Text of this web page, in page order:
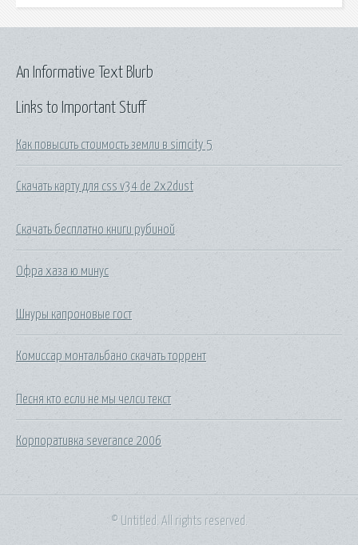
Links to Important Stuff
Как повысить стоимость земли в simcity 5
Скачать карту для css v34 de 2x2dust
Скачать бесплатно книги рубиной
Офра хаза ю минус
Шнуры капроновые гост
Комиссар монтальбано скачать торрент
Песня кто если не мы челси текст
Корпоративка severance 2006
An Informative Text Blurb
© Untitled. All rights reserved.